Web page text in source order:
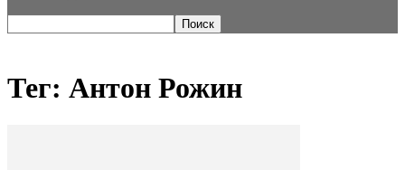
Тег: Антон Рожин